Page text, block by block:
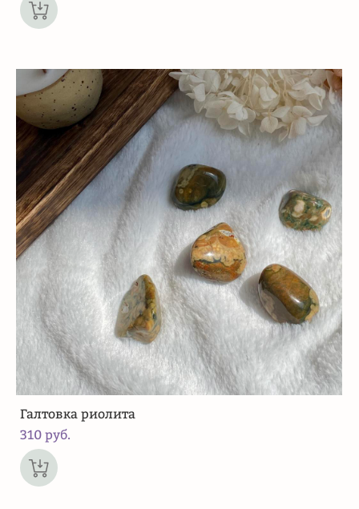
Галтовка риолита
310 pуб.